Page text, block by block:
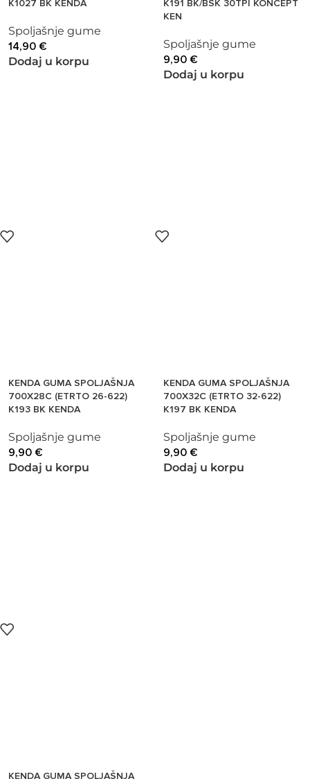
K1027 BK KENDA
Spoljašnje gume
14,90 €
Dodaj u korpu
K191 BK/BSK 30TPI KONCEPT
KEN
Spoljašnje gume
9,90 €
Dodaj u korpu
KENDA GUMA SPOLJAŠNJA
700X28C (ETRTO 26-622)
K193 BK KENDA
Spoljašnje gume
9,90 €
Dodaj u korpu
KENDA GUMA SPOLJAŠNJA
700X32C (ETRTO 32-622)
K197 BK KENDA
Spoljašnje gume
9,90 €
Dodaj u korpu
KENDA GUMA SPOLJAŠNJA